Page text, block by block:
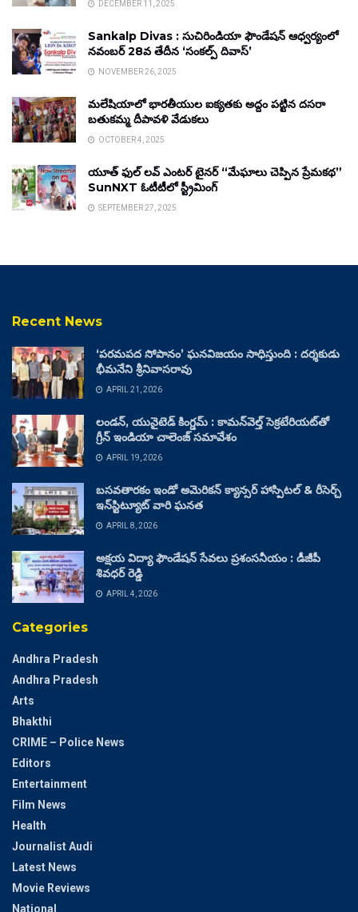
DECEMBER 11, 2025
Sankalp Divas : సుచిరిండియా ఫౌండేషన్ ఆధ్వర్యంలో
నవంబర్ 28వ తేదీన ‘సంకల్ప్ దివాస్’
NOVEMBER 26, 2025
మలేషియాలో భారతీయుల ఐక్యతకు అద్దం పట్టిన దసరా
బతుకమ్మ దీపావళి వేడుకలు
OCTOBER 4, 2025
యూత్ ఫుల్ లవ్ ఎంటర్ టైనర్ “మేఘాలు చెప్పిన ప్రేమకథ”
SunNXT ఓటీటీలో స్ట్రీమింగ్
SEPTEMBER 27, 2025
Recent News
‘పరమపద సోపానం’ ఘనవిజయం సాధిస్తుంది : దర్శకుడు
భీమనేని శ్రీనివాసరావు
APRIL 21, 2026
లండన్, యునైటెడ్ కింగ్డమ్ : కామన్‌వెల్త్ సెక్రటేరియట్‌తో
గ్రీన్ ఇండియా చాలెంజ్ సమావేశం
APRIL 19, 2026
బసవతారకం ఇండో అమెరికన్ క్యాన్సర్ హాస్పిటల్ & రీసెర్చ్
ఇన్‌స్టిట్యూట్ వారి ఘనత
APRIL 8, 2026
అక్షయ విద్యా ఫౌండేషన్ సేవలు ప్రశంసనీయం : డీజీపీ
శివధర్ రెడ్డి
APRIL 4, 2026
Categories
Andhra Pradesh
Andhra Pradesh
Arts
Bhakthi
CRIME – Police News
Editors
Entertainment
Film News
Health
Journalist Audi
Latest News
Movie Reviews
National